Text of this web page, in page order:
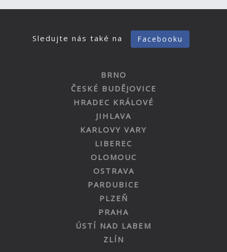
Sledujte nás také na Facebooku
BRNO
ČESKÉ BUDĚJOVICE
HRADEC KRÁLOVÉ
JIHLAVA
KARLOVY VARY
LIBEREC
OLOMOUC
OSTRAVA
PARDUBICE
PLZEŇ
PRAHA
ÚSTÍ NAD LABEM
ZLÍN